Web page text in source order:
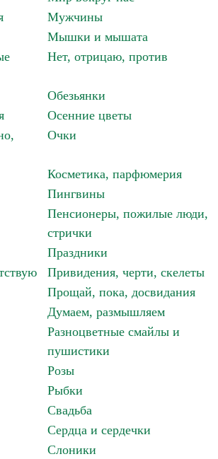
Мужчины
Мышки и мышата
Нет, отрицаю, против
Обезьянки
Осенние цветы
Очки
Косметика, парфюмерия
Пингвины
Пенсионеры, пожилые люди,
стрички
Праздники
Привидения, черти, скелеты
Прощай, пока, досвидания
Думаем, размышляем
Разноцветные смайлы и
пушистики
Розы
Рыбки
Свадьба
Сердца и сердечки
Слоники